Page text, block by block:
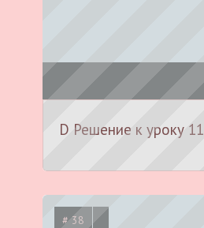
D Решение к уроку 11
# 38